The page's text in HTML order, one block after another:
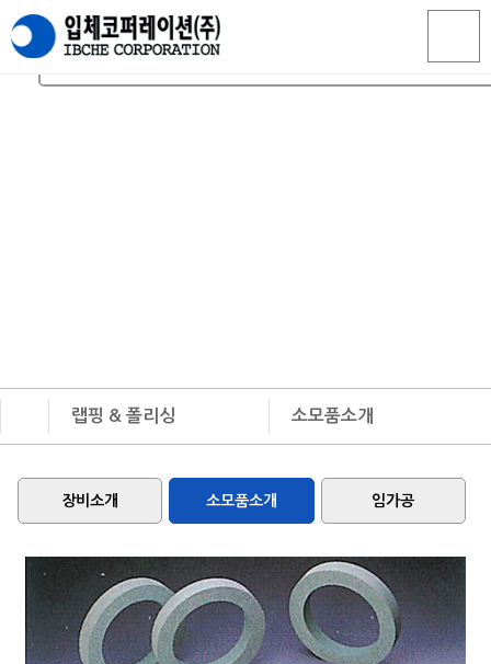
랩핑 & 폴리싱 소모품소개
랩핑 & 폴리싱
장비소개 소모품소개 임가공